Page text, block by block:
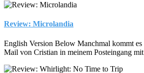
Review: Microlandia
English Version Below Manchmal kommt
Mail von Cristian in meinem Posteingang